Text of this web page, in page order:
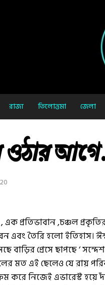
রাজ্য তিলোত্তমা জেলা
ওঠার
প্রতিভাবান ,চঞ্চল
এবং তৈরি হলো
প্রেসে ছাপছে ‘
মত এই ছেলেও যে রায়
করে নিজেই এভারেস্ট হয়ে